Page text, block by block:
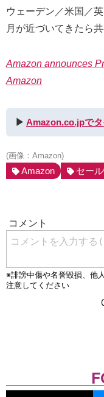
ウェーデン／米国／
月が近づいてきたら
Amazon announces
Amazon
▶︎ Amazon.co.jpでタ
(画像：Amazon)
Amazon セー